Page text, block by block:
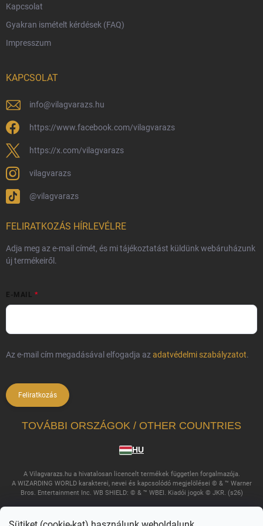
Rendelésem
Reklamáció és visszáru
Hűségprogram
Általános Szerződési Feltételek
Adatvédelmi feltételek
Védjegyek és szerzői jogok
Fémjelzés és nemesfém-tájékoztató
Kapcsolat
Gyakran ismételt kérdések (FAQ)
Impresszum
KAPCSOLAT
info@vilagvarazs.hu
https://www.facebook.com/vilagvarazs
https://x.com/vilagvarazs
vilagvarazs
@vilagvarazs
FELIRATKOZÁS HÍRLEVÉLRE
Adja meg az e-mail címét, és mi tájékoztatást küldünk webáruházunk
új termékeiről.
E-MAIL
Az e-mail cím megadásával elfogadja azadatvédelmi szabályzatot.
Feliratkozás
TOVÁBBI ORSZÁGOK / OTHER COUNTRIES
HU
A Vilagvarazs.hu a hivatalosan licencelt termékek független forgalmazója.
A WIZARDING WORLD karakterei, nevei és kapcsolódó megjelölései © & ™ Warner
Bros. Entertainment Inc. WB SHIELD: © & ™ WBEI. Kiadói jogok © JKR. (s26)